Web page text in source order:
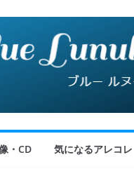
・CD 気になるアレコレ